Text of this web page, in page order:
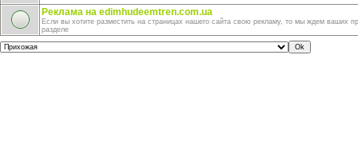
Реклама на edimhudeemtren.com.ua
Если вы хотите разместить на страницах нашего сайта свою рекламу, то мы ждем ваших
разделе